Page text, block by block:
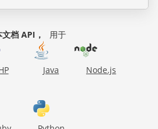
");
档 API， 用于
Java Node.js